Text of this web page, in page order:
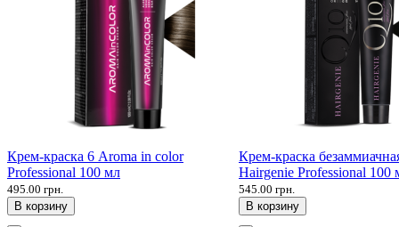
Крем-краска 6 Aroma in color
Professional 100 мл
495.00 грн.
В корзину
Крем-краска
Hairgenie Professional 100
545.00 грн.
В корзину